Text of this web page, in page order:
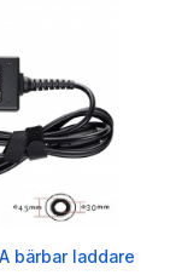
bärbar laddare